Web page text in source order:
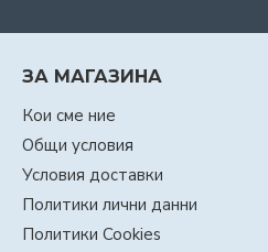
ЗА МАГАЗИНА
Кои сме ние
Общи условия
Условия доставки
Политики лични данни
Политики Cookies